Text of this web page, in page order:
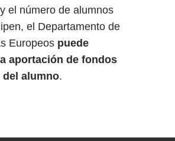
el número de alumnos
el Departamento de
Europeos puede
aportación de fondos
del alumno.